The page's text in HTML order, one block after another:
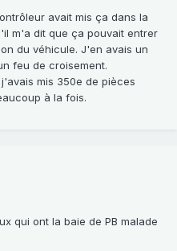
avait mis ça dans la
m'a dit que ça pouvait entrer
du véhicule. J'en avais un
feu de croisement.
mis 350e de pièces
à la fois.
qui ont la baie de PB malade